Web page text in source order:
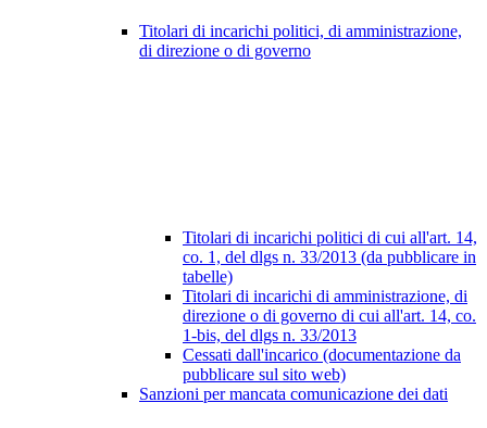
Titolari di incarichi politici, di amministrazione,
di direzione o di governo
Titolari di incarichi politici di cui all'art. 14,
co. 1, del dlgs n. 33/2013 (da pubblicare in
tabelle)
Titolari di incarichi di amministrazione, di
direzione o di governo di cui all'art. 14, co.
1-bis, del dlgs n. 33/2013
Cessati dall'incarico (documentazione da
pubblicare sul sito web)
Sanzioni per mancata comunicazione dei dati